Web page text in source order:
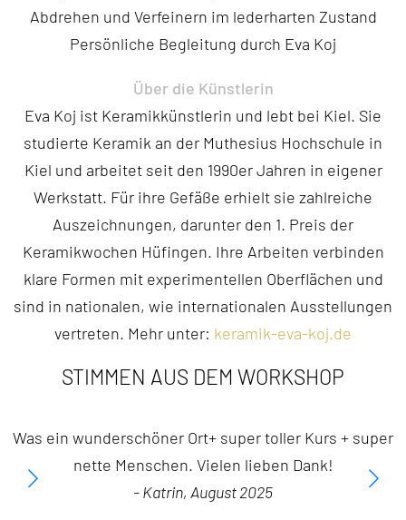
Abdrehen und Verfeinern im lederharten Zustand
Persönliche Begleitung durch Eva Koj
Über die Künstlerin
Eva Koj ist Keramikkünstlerin und lebt bei Kiel. Sie
studierte Keramik an der Muthesius Hochschule in
Kiel und arbeitet seit den 1990er Jahren in eigener
Werkstatt. Für ihre Gefäße erhielt sie zahlreiche
Auszeichnungen, darunter den 1. Preis der
Keramikwochen Hüfingen. Ihre Arbeiten verbinden
klare Formen mit experimentellen Oberflächen und
sind in nationalen, wie internationalen Ausstellungen
vertreten. Mehr unter: keramik-eva-koj.de
STIMMEN AUS DEM WORKSHOP
Was ein wunderschöner Ort+ super toller Kurs + super
nette Menschen. Vielen lieben Dank!
- Katrin, August 2025